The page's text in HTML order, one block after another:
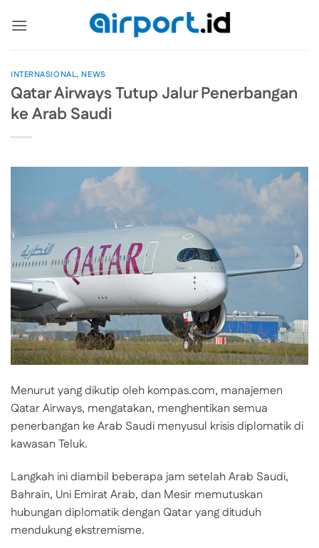
INTERNASIONAL,NEWS
Qatar Airways Tutup Jalur Penerbangan
ke Arab Saudi
Menurut yang dikutip oleh kompas.com, manajemen
Qatar Airways, mengatakan, menghentikan semua
penerbangan ke Arab Saudi menyusul krisis diplomatik di
kawasan Teluk.
Langkah ini diambil beberapa jam setelah Arab Saudi,
Bahrain, Uni Emirat Arab, dan Mesir memutuskan
hubungan diplomatik dengan Qatar yang dituduh
mendukung ekstremisme.